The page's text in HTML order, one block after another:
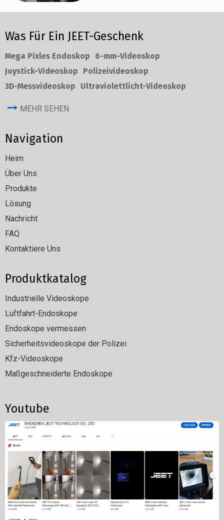
Was Für Ein JEET-Geschenk
Mega Pixles Endoskop
6-mm-Videoskop
Joystick-Videoskop
Polizeivideoskop
3D-Messvideoskop
Ultraviolettlicht-Videoskop
MEHR SEHEN
Navigation
Heim
Über Uns
Produkte
Lösung
Nachricht
FAQ
Kontaktiere Uns
Produktkatalog
Industrielle Videoskope
Luftfahrt-Endoskope
Endoskope vermessen
Sicherheitsvideoskope der Polizei
Kfz-Videoskope
Maßgeschneiderte Endoskope
Youtube